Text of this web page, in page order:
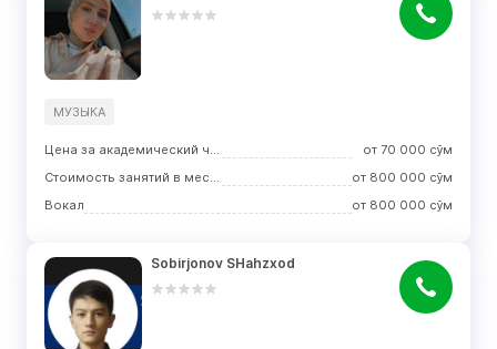
МУЗЫКА
Цена за академический час занятий от 70 000 сўм
Стоимость занятий в месяц
от 800 000 сўм
Вокал
от 800 000 сўм
Sobirjonov SHahzxod